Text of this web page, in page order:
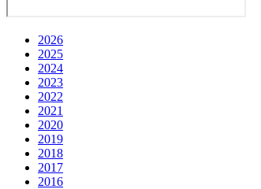
2026
2025
2024
2023
2022
2021
2020
2019
2018
2017
2016